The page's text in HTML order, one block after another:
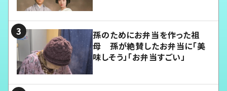
孫のためにお弁当を作った祖
母 孫が絶賛したお弁当に「美
味しそう」「お弁当すごい」